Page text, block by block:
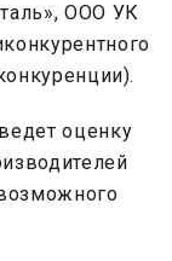
ООО УК
оценку